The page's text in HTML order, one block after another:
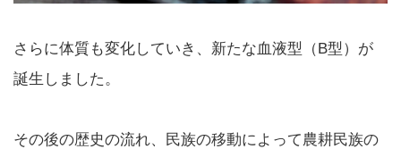
さらに体質も変化していき、新たな血液型（B型）が
誕生しました。
その後の歴史の流れ、民族の移動によって農耕民族の